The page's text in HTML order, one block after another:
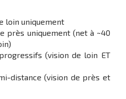
loin uniquement
près uniquement (net à ~40
(vision de loin ET
distance (vision de près et